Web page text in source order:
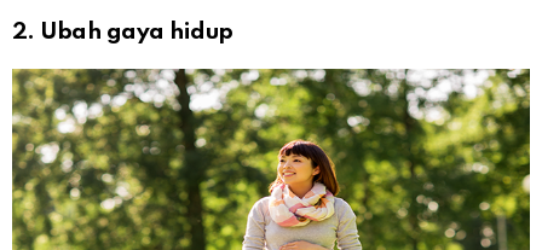
2. Ubah gaya hidup